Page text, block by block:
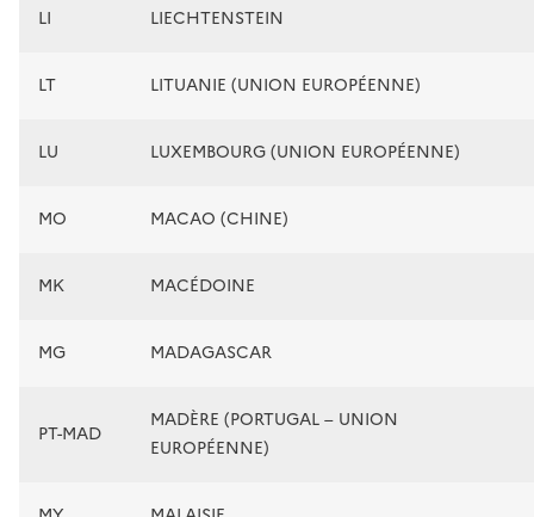
LI LIECHTENSTEIN
LT LITUANIE (UNION EUROPÉENNE)
LU LUXEMBOURG (UNION EUROPÉENNE)
MO MACAO (CHINE)
MK MACÉDOINE
MG MADAGASCAR
PT-MAD
MADÈRE (PORTUGAL – UNION
EUROPÉENNE)